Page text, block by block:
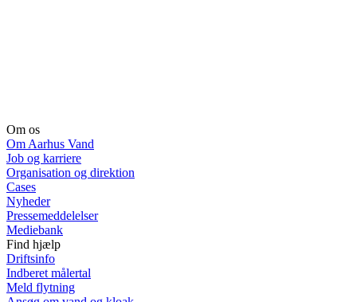
Om os
Om Aarhus Vand
Job og karriere
Organisation og direktion
Cases
Nyheder
Pressemeddelelser
Mediebank
Find hjælp
Driftsinfo
Indberet målertal
Meld flytning